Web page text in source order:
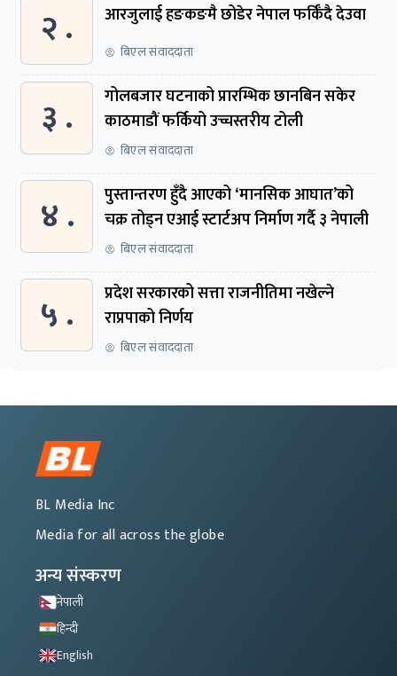
२ . आरजुलाई हङकङमै छोडेर नेपाल फर्किँदै देउवा
बिएल संवाददाता
३ .
गोलबजार घटनाको प्रारम्भिक छानबिन सकेर
काठमाडौं फर्कियो उच्चस्तरीय टोली
बिएल संवाददाता
४ .
पुस्तान्तरण हुँदै आएको ‘मानसिक आघात’को
चक्र तोड्न एआई स्टार्टअप निर्माण गर्दै ३ नेपाली
बिएल संवाददाता
५ .
प्रदेश सरकारको सत्ता राजनीतिमा नखेल्ने
राप्रपाको निर्णय
बिएल संवाददाता
BL Media Inc
Media for all across the globe
अन्य संस्करण
नेपाली
हिन्दी
English